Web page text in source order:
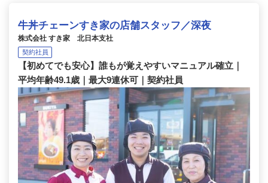
牛丼チェーンすき家の店舗スタッフ／深夜
株式会社 すき家 北日本支社
契約社員
【初めてでも安心】誰もが覚えやすいマニュアル確立｜
平均年齢49.1歳｜最大9連休可｜契約社員